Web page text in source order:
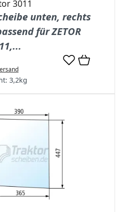
3011
unten, rechts
für ZETOR
3,2kg